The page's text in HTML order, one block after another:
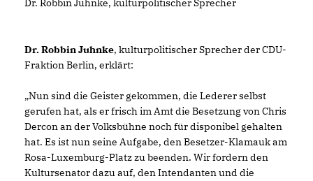
Dr. Robbin Juhnke, kulturpolitischer Sprecher
Dr. Robbin Juhnke, kulturpolitischer Sprecher der CDU-
Fraktion Berlin, erklärt:
Nun sind die Geister gekommen, die Lederer selbst
gerufen hat, als er frisch im Amt die Besetzung von Chris
Dercon an der Volksbühne noch für disponibel gehalten
hat. Es ist nun seine Aufgabe, den Besetzer-Klamauk am
Rosa-Luxemburg-Platz zu beenden. Wir fordern den
Kultursenator dazu auf, den Intendanten und die